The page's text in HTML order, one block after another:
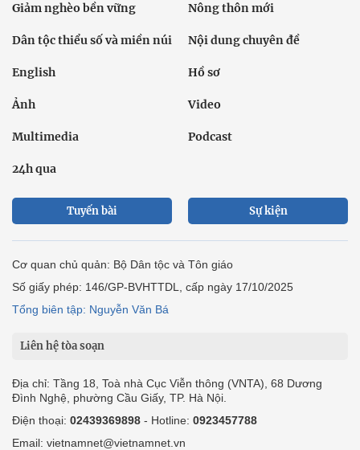
Giảm nghèo bền vững Nông thôn mới
Dân tộc thiểu số và miền núi Nội dung chuyên đề
English Hồ sơ
Ảnh Video
Multimedia Podcast
24h qua
Tuyến bài Sự kiện
Cơ quan chủ quản: Bộ Dân tộc và Tôn giáo
Số giấy phép: 146/GP-BVHTTDL, cấp ngày 17/10/2025
Tổng biên tập: Nguyễn Văn Bá
Liên hệ tòa soạn
Địa chỉ: Tầng 18, Toà nhà Cục Viễn thông (VNTA), 68 Dương
Đình Nghệ, phường Cầu Giấy, TP. Hà Nội.
Điện thoại: 02439369898 - Hotline: 0923457788
Email: vietnamnet@vietnamnet.vn